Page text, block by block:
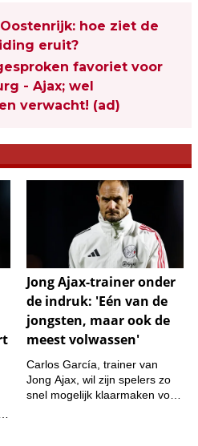
hoe ziet de
eruit?
favoriet voor
- Ajax; wel
verwacht! (ad)